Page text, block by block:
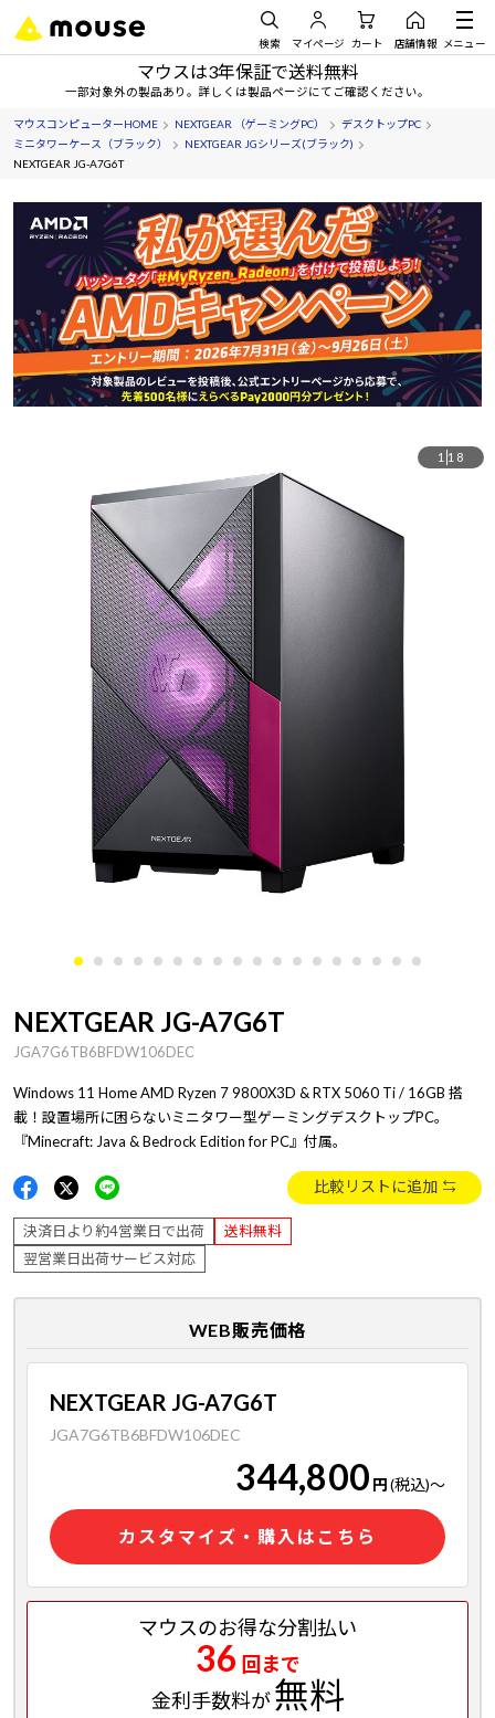
検索 マイページ カート 店舗情報 メニュー
マウスは3年保証で送料無料
一部対象外の製品あり。詳しくは製品ページにてご確認ください。
マウスコンピューターHOME NEXTGEAR （ゲーミングPC）
デスクトップPC
ミニタワーケース（ブラック）
NEXTGEAR JGシリーズ(ブラック)
NEXTGEAR JG-A7G6T
1 18
NEXTGEAR JG-A7G6T
JGA7G6TB6BFDW106DEC
Windows 11 Home AMD Ryzen 7 9800X3D & RTX 5060 Ti / 16GB 搭
載！設置場所に困らないミニタワー型ゲーミングデスクトップPC。
『Minecraft: Java & Bedrock Edition for PC』付属。
比較リストに追加
決済日より約4営業日で出荷
送料無料
翌営業日出荷サービス対応
WEB販売価格
NEXTGEAR JG-A7G6T
JGA7G6TB6BFDW106DEC
344,800 円(税込)～
カスタマイズ・購入はこちら
マウスのお得な分割払い
36 回まで
金利手数料が無料